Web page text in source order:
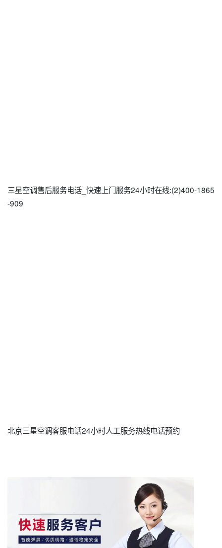
三星空调售后服务电话_快速上门服务24小时在线:(2)400-1865
-909
北京三星空调客服电话24小时人工服务热线电话预约